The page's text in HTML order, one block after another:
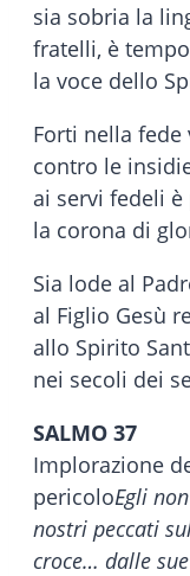
sia sobria la
fratelli, è
la voce dello
Forti nella
contro le
ai servi fedeli è
la corona di
Sia lode al
al Figlio Gesù
allo Spirito
nei secoli dei
SALMO 37
Implorazione
pericoloEgli
nostri peccati
croce… dalle